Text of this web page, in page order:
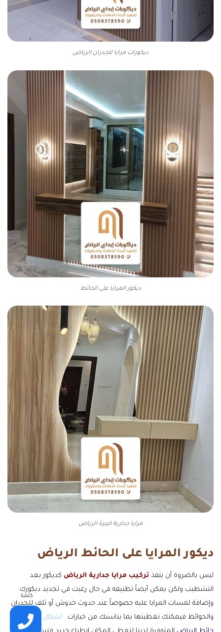
ديكورات مرايا للجدران الرياض
ديكور المرايا على الحائط
مرايا جدارية كبيرة الرياض
ديكور المرايا على الحائط الرياض
ليس بالضروة أن ينفذ تركيب مرايا جدارية الرياض كديكور بعد
التشطيب ولكن يمكن أيضاً تطبيقه في حال رغبت في تجديد ديكورك
وإضافة لمسات المرايا عليه خصوصاً عند حدوث خدوش أو تلف للجدران
والحوائط فيمكنك تغطيتها بما يناسبك من خيارات
اشكال
مرايات
كلمنا